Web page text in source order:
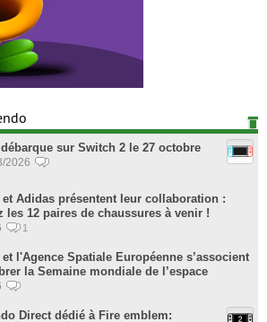
sur Switch 2 le 27 octobre
2026
et Adidas présentent leur collaboration :
les 12 paires de chaussures à venir !
1
l'Agence Spatiale Européenne s’associent
la Semaine mondiale de l’espace
Direct dédié à Fire emblem: